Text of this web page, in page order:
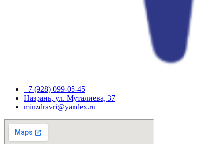
+7 (928) 099-05-45
Назрань, ул. Муталиева, 37
minzdravri@yandex.ru